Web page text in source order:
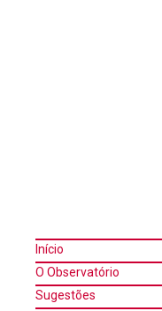
Início
O Observatório
Sugestões